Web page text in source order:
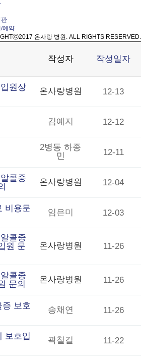
예약
온사랑 병원. ALL RIGHTS RESERVED.
작성자 작성일자
원상
온사랑병원 12-13
김예지 12-12
2병동 하종
민
12-11
콜중
온사랑병원 12-04
비용문
임은미 12-03
콜중
원 문
온사랑병원 11-26
콜중
문의
온사랑병원 11-26
증 보호
송채연 11-26
보호입
곽철길 11-22